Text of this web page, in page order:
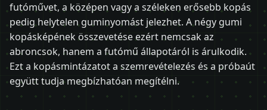
futóművet, a középen vagy a széleken erősebb kopás
pedig helytelen guminyomást jelezhet. A négy gumi
kopásképének összevetése ezért nemcsak az
abroncsok, hanem a futómű állapotáról is árulkodik.
Ezt a kopásmintázatot a szemrevételezés és a próbaút
együtt tudja megbízhatóan megítélni.